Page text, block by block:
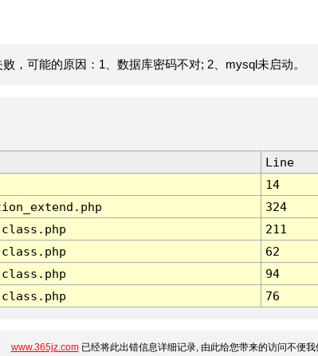
，可能的原因：1、数据库密码不对; 2、mysql未启动。
Line
14
324
211
62
94
76
www.365jz.com已经将此出错信息详细记录, 由此给您带来的访问不便我